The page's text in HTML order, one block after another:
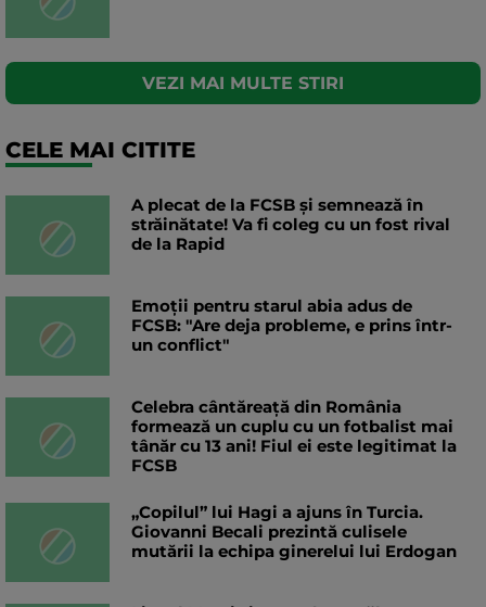
VEZI MAI MULTE STIRI
CELE MAI CITITE
A plecat de la FCSB și semnează în
străinătate! Va fi coleg cu un fost rival
de la Rapid
Emoții pentru starul abia adus de
FCSB: "Are deja probleme, e prins într-
un conflict"
Celebra cântăreață din România
formează un cuplu cu un fotbalist mai
tânăr cu 13 ani! Fiul ei este legitimat la
FCSB
„Copilul” lui Hagi a ajuns în Turcia.
Giovanni Becali prezintă culisele
mutării la echipa ginerelui lui Erdogan